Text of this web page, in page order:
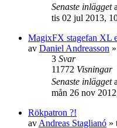
Senaste inlägget
tis 02 jul 2013,
MagixFX stagefan XL
av Daniel Andreasson »
3 Svar
11772 Visningar
Senaste inlägget
mån 26 nov
Rökpatron ?!
av Andreas Staglianó »